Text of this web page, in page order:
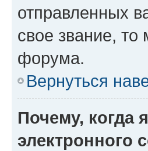
отправленных
свое звание,
форума.
Вернуться
Почему, когда
электронного